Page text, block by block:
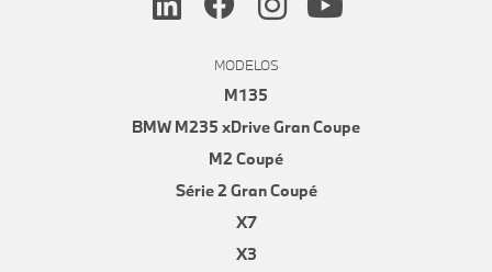
MODELOS
M135
BMW M235 xDrive Gran Coupe
M2 Coupé
Série 2 Gran Coupé
X7
X3